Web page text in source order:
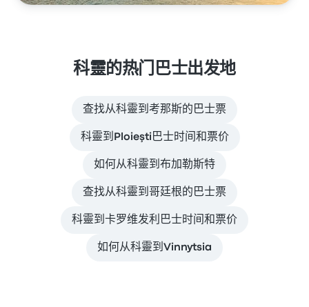
科靈的热门巴士出发地
查找从科靈到考那斯的巴士票
科靈到Ploieşti巴士时间和票价
如何从科靈到布加勒斯特
查找从科靈到哥廷根的巴士票
科靈到卡罗维发利巴士时间和票价
如何从科靈到Vinnytsia